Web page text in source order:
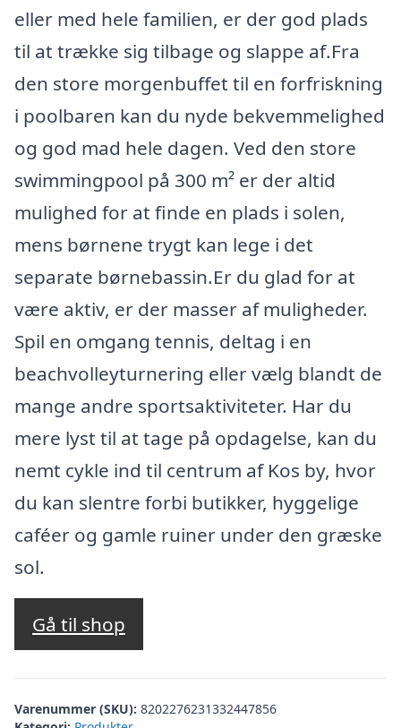
eller med hele familien, er der god plads
til at trække sig tilbage og slappe af.Fra
den store morgenbuffet til en forfriskning
i poolbaren kan du nyde bekvemmelighed
og god mad hele dagen. Ved den store
swimmingpool på 300 m² er der altid
mulighed for at finde en plads i solen,
mens børnene trygt kan lege i det
separate børnebassin.Er du glad for at
være aktiv, er der masser af muligheder.
Spil en omgang tennis, deltag i en
beachvolleyturnering eller vælg blandt de
mange andre sportsaktiviteter. Har du
mere lyst til at tage på opdagelse, kan du
nemt cykle ind til centrum af Kos by, hvor
du kan slentre forbi butikker, hyggelige
caféer og gamle ruiner under den græske
sol.
Gå til shop
Varenummer (SKU): 8202276231332447856